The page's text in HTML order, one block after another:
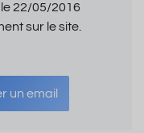
22/05/2016
sur le site.
un email